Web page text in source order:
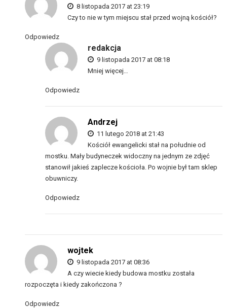
8 listopada 2017 at 23:19
Czy to nie w tym miejscu stał przed wojną kościół?
Odpowiedz
redakcja
9 listopada 2017 at 08:18
Mniej więcej…
Odpowiedz
Andrzej
11 lutego 2018 at 21:43
Kościół ewangelicki stał na południe od
mostku. Mały budyneczek widoczny na jednym ze zdjęć
stanowił jakieś zaplecze kościoła. Po wojnie był tam sklep
obuwniczy.
Odpowiedz
wojtek
9 listopada 2017 at 08:36
A czy wiecie kiedy budowa mostku została
rozpoczęta i kiedy zakończona ?
Odpowiedz